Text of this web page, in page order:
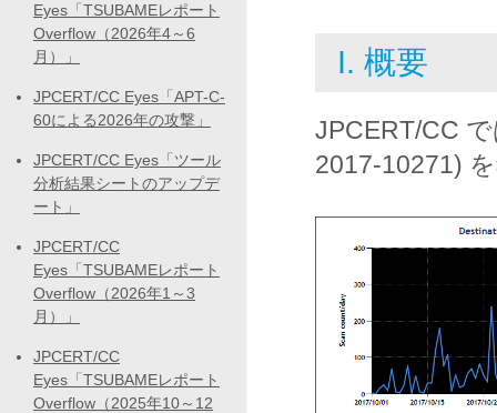
I. 概要
JPCERT/CC
2017-10271)
Eyes「TSUBAMEレポート
Overflow（2026年4～6
月）」
JPCERT/CC Eyes「APT-C-
60による2026年の攻撃」
JPCERT/CC Eyes「ツール
分析結果シートのアップデ
ート」
JPCERT/CC
Eyes「TSUBAMEレポート
Overflow（2026年1～3
月）」
JPCERT/CC
Eyes「TSUBAMEレポート
Overflow（2025年10～12